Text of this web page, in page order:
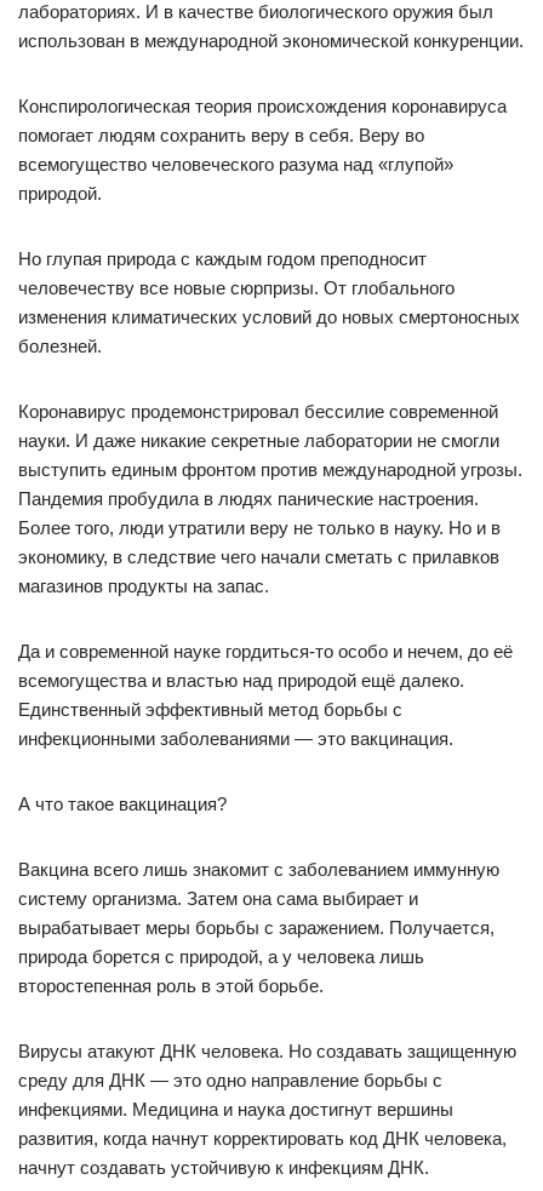
лабораториях. И в качестве биологического оружия был
использован в международной экономической конкуренции.
Конспирологическая теория происхождения коронавируса
помогает людям сохранить веру в себя. Веру во
всемогущество человеческого разума над «глупой»
природой.
Но глупая природа с каждым годом преподносит
человечеству все новые сюрпризы. От глобального
изменения климатических условий до новых смертоносных
болезней.
Коронавирус продемонстрировал бессилие современной
науки. И даже никакие секретные лаборатории не смогли
выступить единым фронтом против международной угрозы.
Пандемия пробудила в людях панические настроения.
Более того, люди утратили веру не только в науку. Но и в
экономику, в следствие чего начали сметать с прилавков
магазинов продукты на запас.
Да и современной науке гордиться-то особо и нечем, до её
всемогущества и властью над природой ещё далеко.
Единственный эффективный метод борьбы с
инфекционными заболеваниями — это вакцинация.
А что такое вакцинация?
Вакцина всего лишь знакомит с заболеванием иммунную
систему организма. Затем она сама выбирает и
вырабатывает меры борьбы с заражением. Получается,
природа борется с природой, а у человека лишь
второстепенная роль в этой борьбе.
Вирусы атакуют ДНК человека. Но создавать защищенную
среду для ДНК — это одно направление борьбы с
инфекциями. Медицина и наука достигнут вершины
развития, когда начнут корректировать код ДНК человека,
начнут создавать устойчивую к инфекциям ДНК.